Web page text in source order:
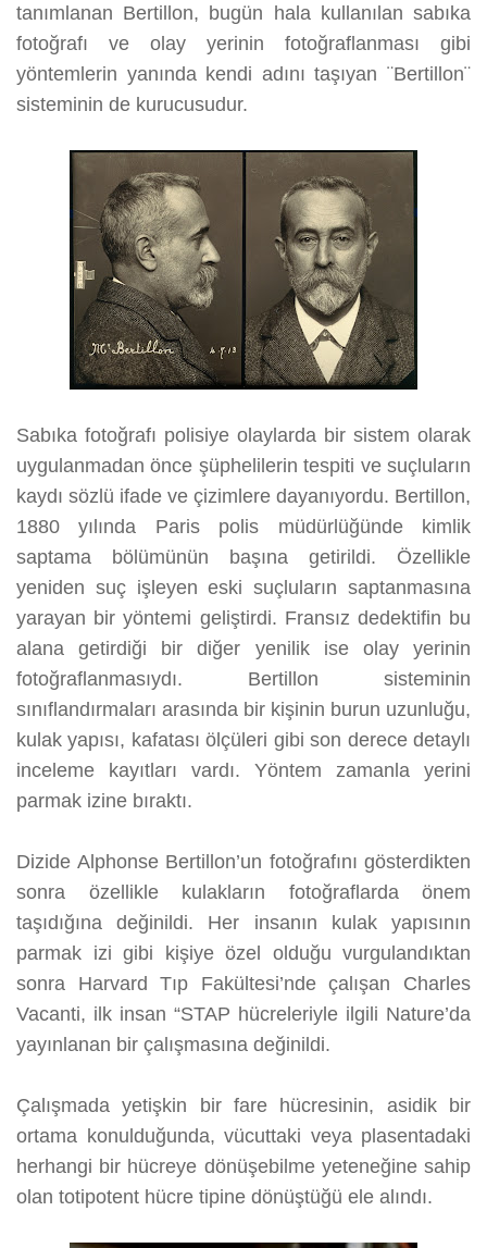
tanımlanan Bertillon, bugün hala kullanılan sabıka
fotoğrafı ve olay yerinin fotoğraflanması gibi
yöntemlerin yanında kendi adını taşıyan ¨Bertillon¨
sisteminin de kurucusudur.
Sabıka fotoğrafı polisiye olaylarda bir sistem olarak
uygulanmadan önce şüphelilerin tespiti ve suçluların
kaydı sözlü ifade ve çizimlere dayanıyordu. Bertillon,
1880 yılında Paris polis müdürlüğünde kimlik
saptama bölümünün başına getirildi. Özellikle
yeniden suç işleyen eski suçluların saptanmasına
yarayan bir yöntemi geliştirdi. Fransız dedektifin bu
alana getirdiği bir diğer yenilik ise olay yerinin
fotoğraflanmasıydı. Bertillon sisteminin
sınıflandırmaları arasında bir kişinin burun uzunluğu,
kulak yapısı, kafatası ölçüleri gibi son derece detaylı
inceleme kayıtları vardı. Yöntem zamanla yerini
parmak izine bıraktı.
Dizide Alphonse Bertillon’un fotoğrafını gösterdikten
sonra özellikle kulakların fotoğraflarda önem
taşıdığına değinildi. Her insanın kulak yapısının
parmak izi gibi kişiye özel olduğu vurgulandıktan
sonra Harvard Tıp Fakültesi’nde çalışan Charles
Vacanti, ilk insan “STAP hücreleriyle ilgili Nature’da
yayınlanan bir çalışmasına değinildi.
Çalışmada yetişkin bir fare hücresinin, asidik bir
ortama konulduğunda, vücuttaki veya plasentadaki
herhangi bir hücreye dönüşebilme yeteneğine sahip
olan totipotent hücre tipine dönüştüğü ele alındı.